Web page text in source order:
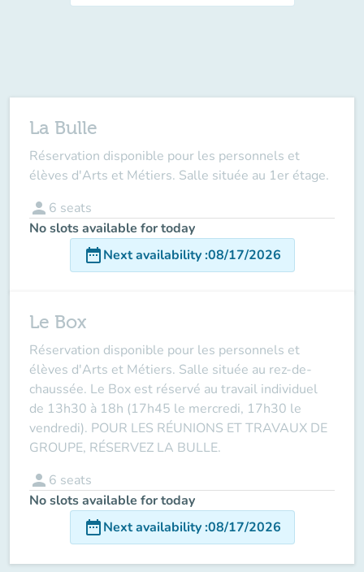
La Bulle
Réservation disponible pour les personnels et
élèves d'Arts et Métiers. Salle située au 1er étage.
person 6 seats
No slots available for today
date_rangeNext availability:08/17/2026
Le Box
Réservation disponible pour les personnels et
élèves d'Arts et Métiers. Salle située au rez-de-
chaussée. Le Box est réservé au travail individuel
de 13h30 à 18h (17h45 le mercredi, 17h30 le
vendredi). POUR LES RÉUNIONS ET TRAVAUX DE
GROUPE, RÉSERVEZ LA BULLE.
person 6 seats
No slots available for today
date_rangeNext availability:08/17/2026